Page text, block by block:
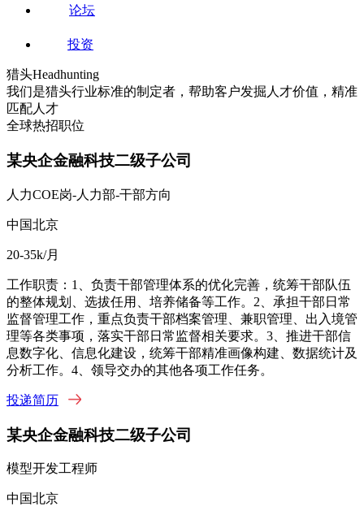
论坛
投资
猎头Headhunting
我们是猎头行业标准的制定者，帮助客户发掘人才价值，精准
匹配人才
全球热招职位
某央企金融科技二级子公司
人力COE岗-人力部-干部方向
中国北京
20-35k/月
工作职责：1、负责干部管理体系的优化完善，统筹干部队伍
的整体规划、选拔任用、培养储备等工作。2、承担干部日常
监督管理工作，重点负责干部档案管理、兼职管理、出入境管
理等各类事项，落实干部日常监督相关要求。3、推进干部信
息数字化、信息化建设，统筹干部精准画像构建、数据统计及
分析工作。4、领导交办的其他各项工作任务。
投递简历
某央企金融科技二级子公司
模型开发工程师
中国北京